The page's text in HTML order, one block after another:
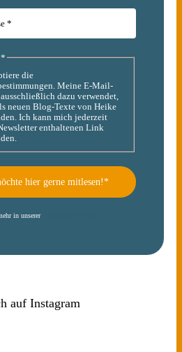
*
die
Meine E-Mail-
dazu verwendet,
neuen Blog-Texte von Heike
Ich kann mich jederzeit
enthaltenen Link
in unserer
auf Instagram